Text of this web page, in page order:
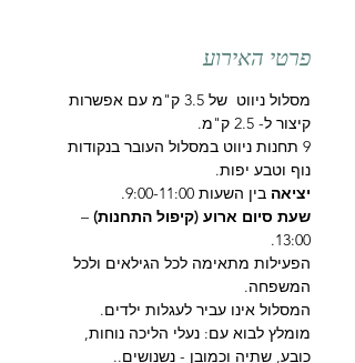
פרטי האירוע
מסלול ניווט  של 3.5 ק"מ עם אפשרות
קיצור ל- 2.5 ק"מ.
9 תחנות ניווט במסלול העובר בנקודות
נוף וטבע יפות.
יציאה בין השעות 9:00-11:00.
שעת סיום ארוע (קיפול התחנות) –
13:00.
הפעילות מתאימה לכל הגילאים ולכל
המשפחה.
המסלול אינו עביר לעגלות ילדים.
מומלץ לבוא עם: נעלי הליכה נוחות,
כובע, שתיה וכמובן - נשנושים..